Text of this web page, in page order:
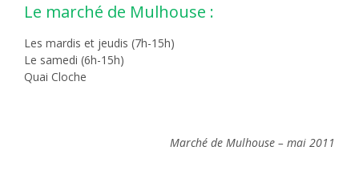
Le marché de Mulhouse :
Les mardis et jeudis (7h-15h)
Le samedi (6h-15h)
Quai Cloche
Marché de Mulhouse – mai 2011